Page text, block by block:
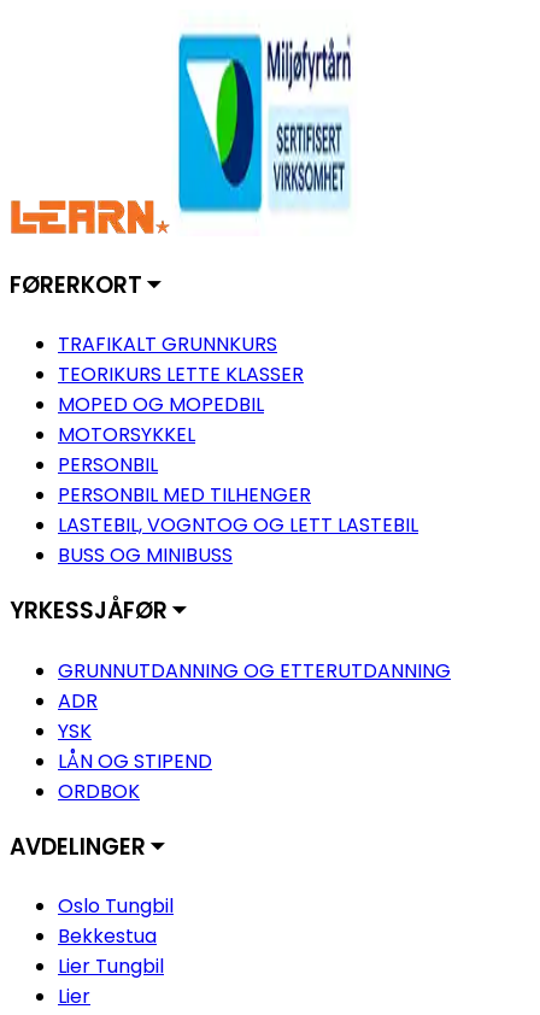
FØRERKORT ⏷
TRAFIKALT GRUNNKURS
TEORIKURS LETTE KLASSER
MOPED OG MOPEDBIL
MOTORSYKKEL
PERSONBIL
PERSONBIL MED TILHENGER
LASTEBIL, VOGNTOG OG LETT LASTEBIL
BUSS OG MINIBUSS
YRKESSJÅFØR ⏷
GRUNNUTDANNING OG ETTERUTDANNING
ADR
YSK
LÅN OG STIPEND
ORDBOK
AVDELINGER ⏷
Oslo Tungbil
Bekkestua
Lier Tungbil
Lier